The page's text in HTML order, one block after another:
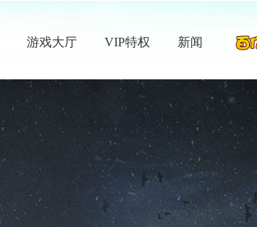
游戏大厅 VIP特权 新闻